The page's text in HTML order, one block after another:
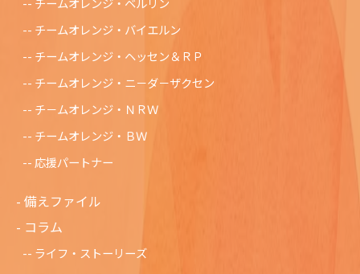
チームオレンジ・バイエルン
チームオレンジ・ヘッセン＆ＲＰ
チームオレンジ・ニ－ダ－ザクセン
チ－ムオレンジ・ＮＲＷ
チームオレンジ・ＢＷ
応援パートナー
備えファイル
コラム
ライフ・ストーリーズ